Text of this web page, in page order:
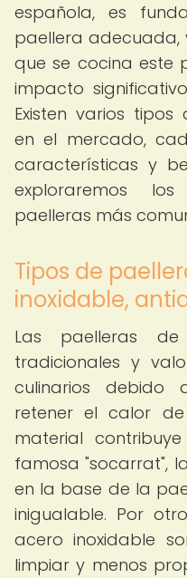
española, es
paellera adecuada,
que se cocina este
impacto
Existen varios
en el mercado,
características y
exploraremos
paelleras más
Tipos de
inoxidable,
Las paelleras
tradicionales y
culinarios
retener el calor de
material
famosa "socarrat",
en la base de la
inigualable. Por
acero inoxidable
limpiar y menos